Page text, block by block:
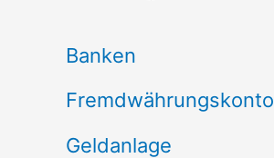
Banken
Fremdwährungskonto
Geldanlage